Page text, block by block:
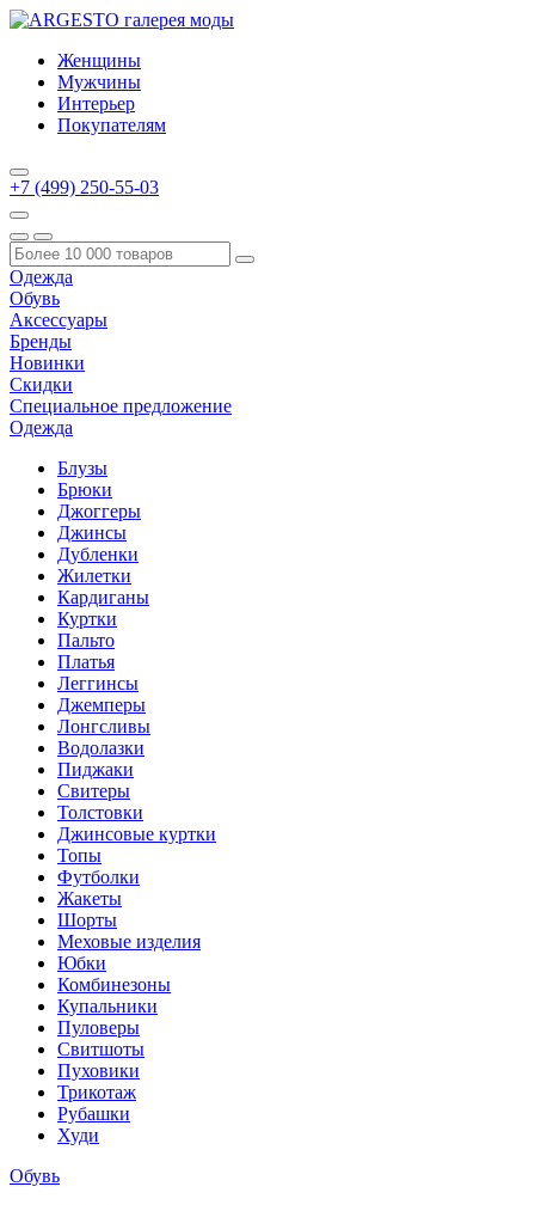
Женщины
Мужчины
Интерьер
Покупателям
+7 (499) 250-55-03
Одежда
Обувь
Аксессуары
Бренды
Новинки
Скидки
Специальное предложение
Одежда
Блузы
Брюки
Джоггеры
Джинсы
Дубленки
Жилетки
Кардиганы
Куртки
Пальто
Платья
Леггинсы
Джемперы
Лонгсливы
Водолазки
Пиджаки
Свитеры
Толстовки
Джинсовые куртки
Топы
Футболки
Жакеты
Шорты
Меховые изделия
Юбки
Комбинезоны
Купальники
Пуловеры
Свитшоты
Пуховики
Трикотаж
Рубашки
Худи
Обувь